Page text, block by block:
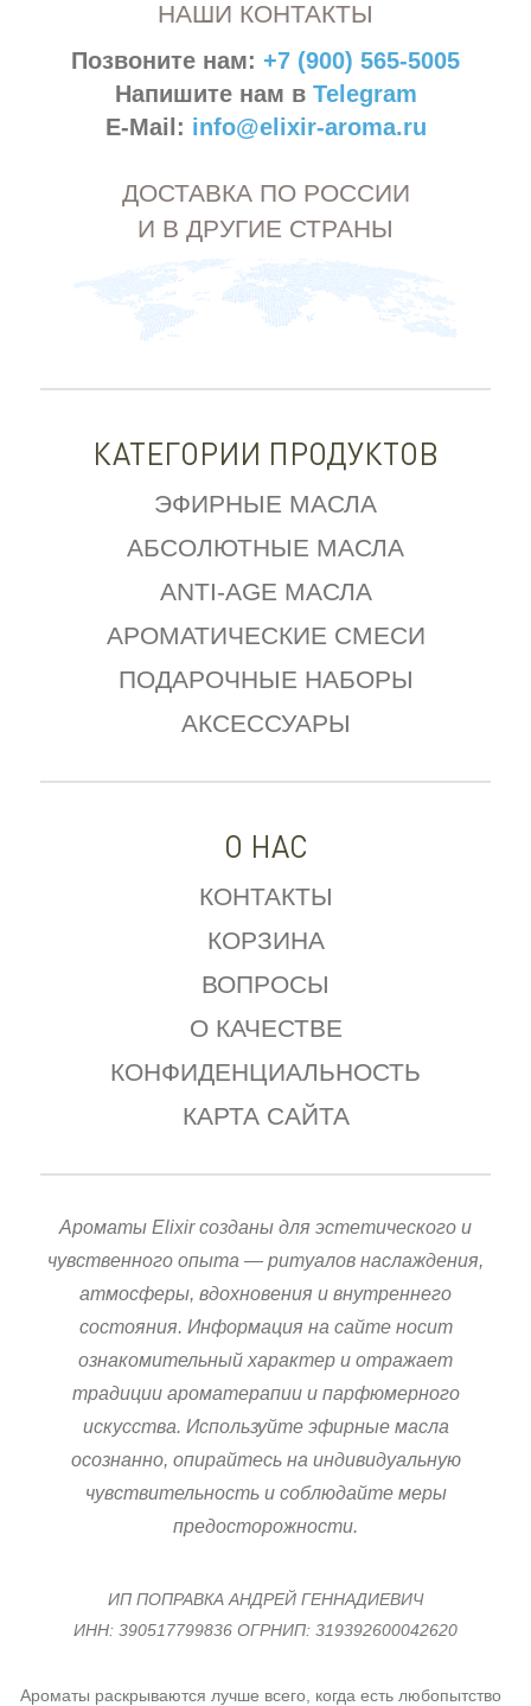
НАШИ КОНТАКТЫ
Позвоните нам: +7 (900) 565-5005
Напишите нам в Telegram
E-Mail: info@elixir-aroma.ru
ДОСТАВКА ПО РОССИИ
И В ДРУГИЕ СТРАНЫ
КАТЕГОРИИ ПРОДУКТОВ
ЭФИРНЫЕ МАСЛА
АБСОЛЮТНЫЕ МАСЛА
ANTI-AGE МАСЛА
АРОМАТИЧЕСКИЕ СМЕСИ
ПОДАРОЧНЫЕ НАБОРЫ
АКСЕССУАРЫ
О НАС
КОНТАКТЫ
КОРЗИНА
ВОПРОСЫ
О КАЧЕСТВЕ
КОНФИДЕНЦИАЛЬНОСТЬ
КАРТА САЙТА
Ароматы Elixir созданы для эстетического и
чувственного опыта — ритуалов наслаждения,
атмосферы, вдохновения и внутреннего
состояния. Информация на сайте носит
ознакомительный характер и отражает
традиции ароматерапии и парфюмерного
искусства. Используйте эфирные масла
осознанно, опирайтесь на индивидуальную
чувствительность и соблюдайте меры
предосторожности.
ИП ПОПРАВКА АНДРЕЙ ГЕННАДИЕВИЧ
ИНН: 390517799836 ОГРНИП: 319392600042620
Ароматы раскрываются лучше всего, когда есть любопытство